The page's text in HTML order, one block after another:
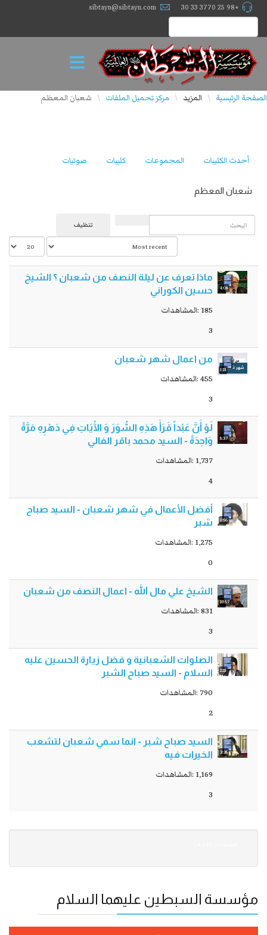
+98 25 3770 33 30
sibtayn@sibtayn.com
الصفحة الرئيسية \ المزيد \ مركز تحميل الملفات \ شعبان المعظم
أحدث الكليبات المجموعات كليبات صوتيات
شعبان المعظم
البحث تنظيف
4:08
ماذا تعرف عن لیلة النصف من شعبان ؟ الشيخ
حسين الكوراني
185 :المشاهدات
3
1:21
من اعمال شهر شعبان
455 :المشاهدات
3
5:37
لَوْ أَنَّ عَبْداً قَرَأَ هَذِهِ السُّوَرَ وَ الْآيَاتِ فِي دَهْرِهِ مَرَّةً
وَاحِدَةً - السيد محمد باقر الفالي
1,737 :المشاهدات
4
0:56
أفضل الأعمال في شهر شعبان - السيد صباح
شبر
1,275 :المشاهدات
0
10:57
الشيخ علي مال الله - اعمال النصف من شعبان
831 :المشاهدات
3
2:21
الصلوات الشعبانية و فضل زيارة الحسين عليه
السلام - السيد صباح الشبر
790 :المشاهدات
2
3:35
السيد صباح شبر - انما سمي شعبان لتشعب
الخيرات فيه
1,169 :المشاهدات
3
مؤسسة السبطين عليهما السلام